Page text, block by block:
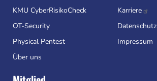
KMU CyberRisikoCheck
OT-Security
Physical Pentest
Über uns
Karriere
Datenschutz
Impressum